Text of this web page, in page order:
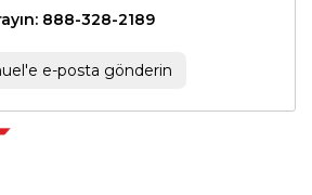
888-328-2189
e-posta gönderin